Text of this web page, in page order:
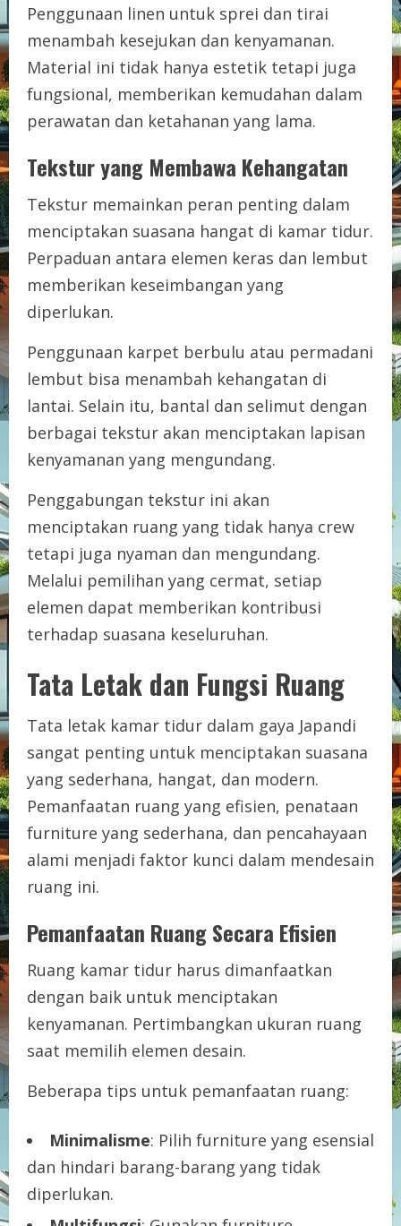
Penggunaan linen untuk sprei dan tirai
menambah kesejukan dan kenyamanan.
Material ini tidak hanya estetik tetapi juga
fungsional, memberikan kemudahan dalam
perawatan dan ketahanan yang lama.
Tekstur yang Membawa Kehangatan
Tekstur memainkan peran penting dalam
menciptakan suasana hangat di kamar tidur.
Perpaduan antara elemen keras dan lembut
memberikan keseimbangan yang
diperlukan.
Penggunaan karpet berbulu atau permadani
lembut bisa menambah kehangatan di
lantai. Selain itu, bantal dan selimut dengan
berbagai tekstur akan menciptakan lapisan
kenyamanan yang mengundang.
Penggabungan tekstur ini akan
menciptakan ruang yang tidak hanya crew
tetapi juga nyaman dan mengundang.
Melalui pemilihan yang cermat, setiap
elemen dapat memberikan kontribusi
terhadap suasana keseluruhan.
Tata Letak dan Fungsi Ruang
Tata letak kamar tidur dalam gaya Japandi
sangat penting untuk menciptakan suasana
yang sederhana, hangat, dan modern.
Pemanfaatan ruang yang efisien, penataan
furniture yang sederhana, dan pencahayaan
alami menjadi faktor kunci dalam mendesain
ruang ini.
Pemanfaatan Ruang Secara Efisien
Ruang kamar tidur harus dimanfaatkan
dengan baik untuk menciptakan
kenyamanan. Pertimbangkan ukuran ruang
saat memilih elemen desain.
Beberapa tips untuk pemanfaatan ruang:
Minimalisme: Pilih furniture yang esensial
dan hindari barang-barang yang tidak
diperlukan.